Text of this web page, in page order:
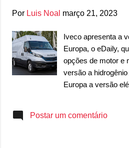
Por Luis Noal março 21, 2023
Iveco apresenta a
Europa, o eDaily,
opções de motor e
versão a
Europa a versão
passado e que se
Postar um comentário